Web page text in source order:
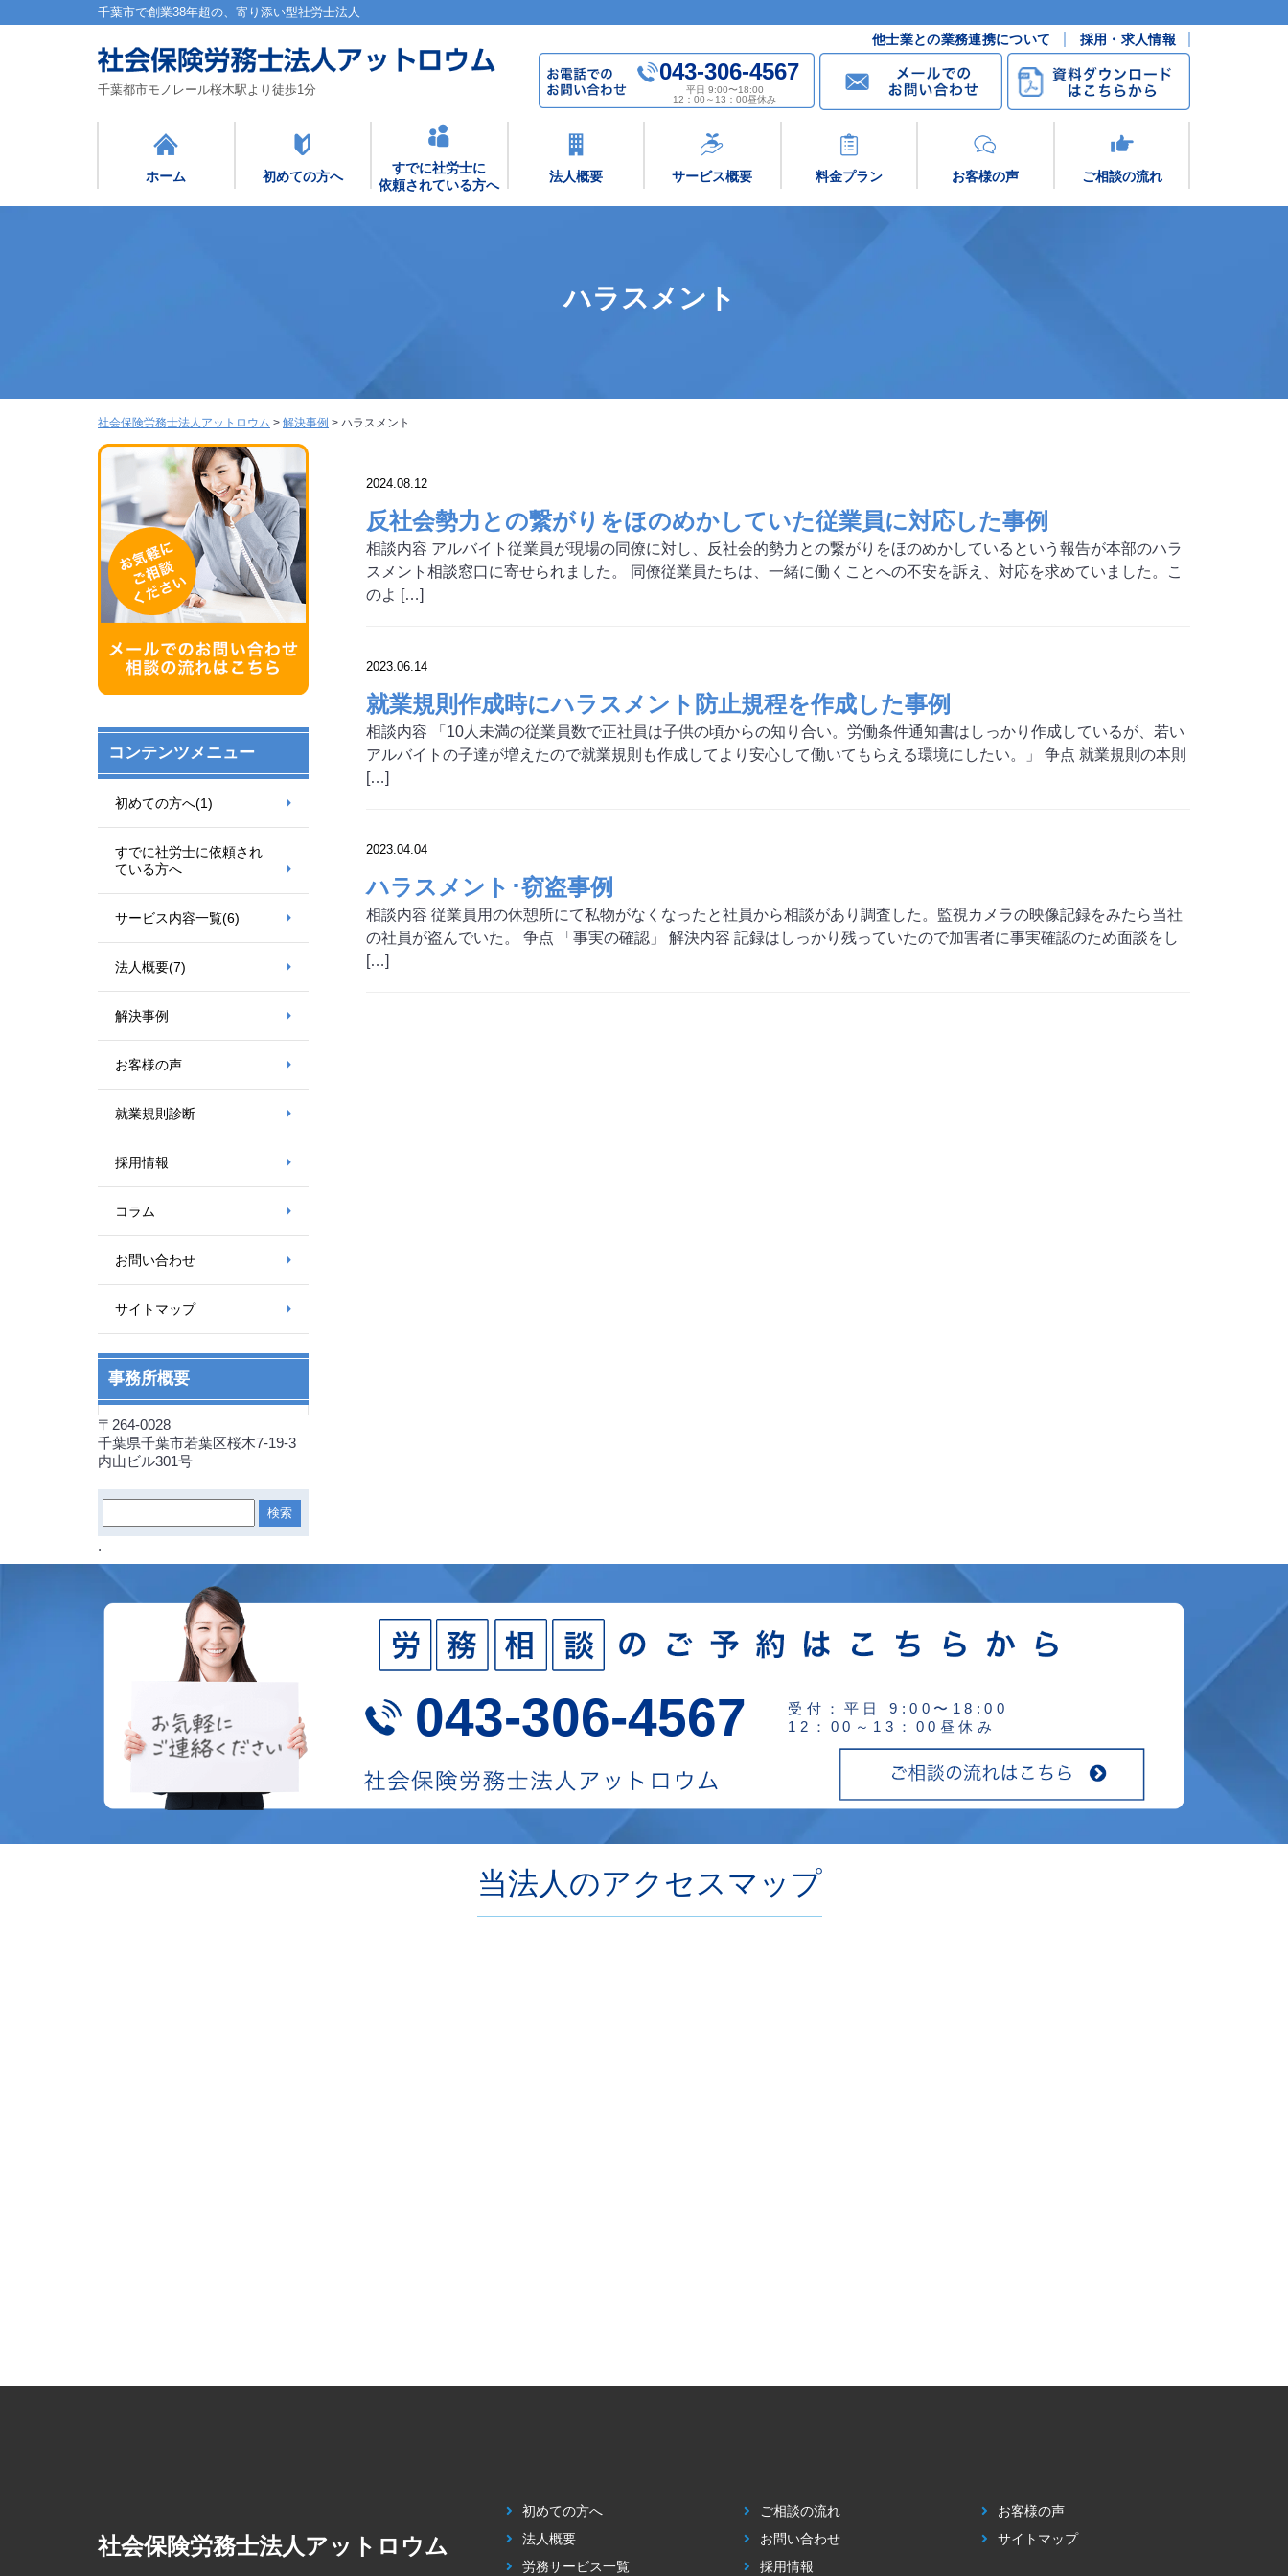
千葉市で創業38年超の、寄り添い型社労士法人
千葉都市モノレール桜木駅より徒歩1分
他士業との業務連携について 採用・求人情報
043-306-4567
平日 9:00〜18:00
12：00～13：00昼休み
ホーム 初めての方へ
すでに社労士に
依頼されている方へ
法人概要 サービス概要 料金プラン お客様の声 ご相談の流れ
ハラスメント
社会保険労務士法人アットロウム > 解決事例 > ハラスメント
2024.08.12
反社会勢力との繋がりをほのめかしていた従業員に対応した事例
相談内容 アルバイト従業員が現場の同僚に対し、反社会的勢力との繋がりをほのめかしているという報告が本部のハラ
スメント相談窓口に寄せられました。 同僚従業員たちは、一緒に働くことへの不安を訴え、対応を求めていました。こ
のよ […]
2023.06.14
就業規則作成時にハラスメント防止規程を作成した事例
相談内容 「10人未満の従業員数で正社員は子供の頃からの知り合い。労働条件通知書はしっかり作成しているが、若い
アルバイトの子達が増えたので就業規則も作成してより安心して働いてもらえる環境にしたい。」 争点 就業規則の本則
[…]
2023.04.04
ハラスメント･窃盗事例
相談内容 従業員用の休憩所にて私物がなくなったと社員から相談があり調査した。監視カメラの映像記録をみたら当社
の社員が盗んでいた。 争点 「事実の確認」 解決内容 記録はしっかり残っていたので加害者に事実確認のため面談をし
[…]
コンテンツメニュー
初めての方へ(1)
すでに社労士に依頼され
ている方へ
サービス内容一覧(6)
法人概要(7)
解決事例
お客様の声
就業規則診断
採用情報
コラム
お問い合わせ
サイトマップ
事務所概要
〒264-0028
千葉県千葉市若葉区桜木7-19-3
内山ビル301号
.
043-306-4567
受付：平日 9:00〜18:00
12：00～13：00昼休み
当法人のアクセスマップ
社会保険労務士法人アットロウム
お客様の声
サイトマップ
ご相談の流れ
お問い合わせ
採用情報
初めての方へ
法人概要
労務サービス一覧